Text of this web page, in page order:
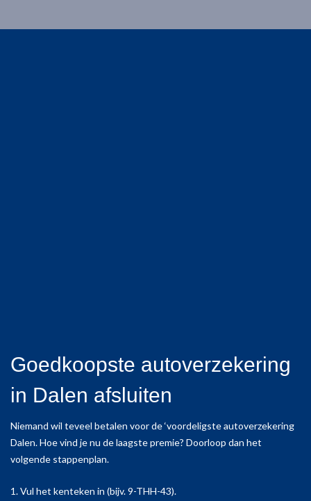
Goedkoopste autoverzekering
in Dalen afsluiten
Niemand wil teveel betalen voor de ‘voordeligste autoverzekering
Dalen. Hoe vind je nu de laagste premie? Doorloop dan het
volgende stappenplan.
1. Vul het kenteken in (bijv. 9-THH-43).